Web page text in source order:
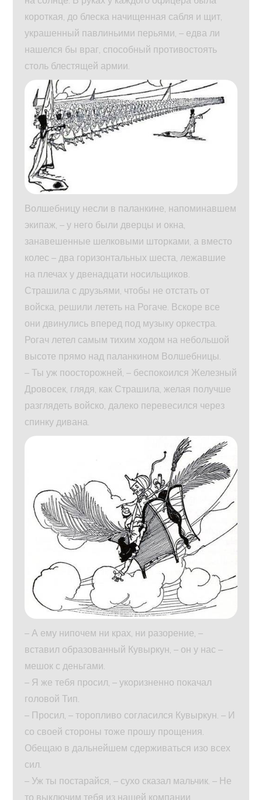
короткая, до блеска начищенная сабля и щит,
украшенный павлиньими перьями, – едва ли
нашелся бы враг, способный противостоять
столь блестящей армии.
Волшебницу несли в паланкине, напоминавшем
экипаж, – у него были дверцы и окна,
занавешенные шелковыми шторками, а вместо
колес – два горизонтальных шеста, лежавшие
на плечах у двенадцати носильщиков.
Страшила с друзьями, чтобы не отстать от
войска, решили лететь на Рогаче. Вскоре все
они двинулись вперед под музыку оркестра.
Рогач летел самым тихим ходом на небольшой
высоте прямо над паланкином Волшебницы.
– Ты уж поосторожней, – беспокоился Железный
Дровосек, глядя, как Страшила, желая получше
разглядеть войско, далеко перевесился через
спинку дивана.
– А ему нипочем ни крах, ни разорение, –
вставил образованный Кувыркун, – он у нас –
мешок с деньгами.
– Я же тебя просил, – укоризненно покачал
головой Тип.
– Просил, – торопливо согласился Кувыркун. – И
со своей стороны тоже прошу прощения.
Обещаю в дальнейшем сдерживаться изо всех
сил.
– Уж ты постарайся, – сухо сказал мальчик. – Не
то выключим тебя из нашей компании.